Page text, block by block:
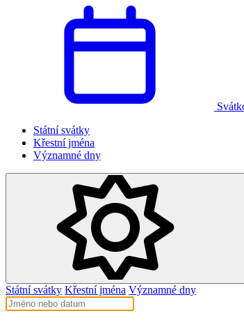
Státní svátky
Křestní jména
Významné dny
Státní svátky Křestní jména Významné dny